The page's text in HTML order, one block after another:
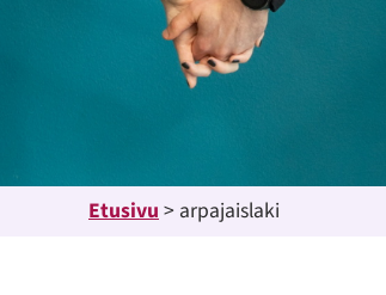
Etusivu> arpajaislaki